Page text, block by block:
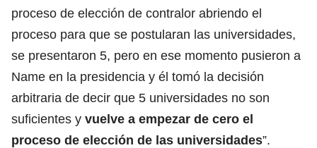
proceso de elección de contralor abriendo el
proceso para que se postularan las universidades,
se presentaron 5, pero en ese momento pusieron a
Name en la presidencia y él tomó la decisión
arbitraria de decir que 5 universidades no son
suficientes y vuelve a empezar de cero el
proceso de elección de las universidades”.